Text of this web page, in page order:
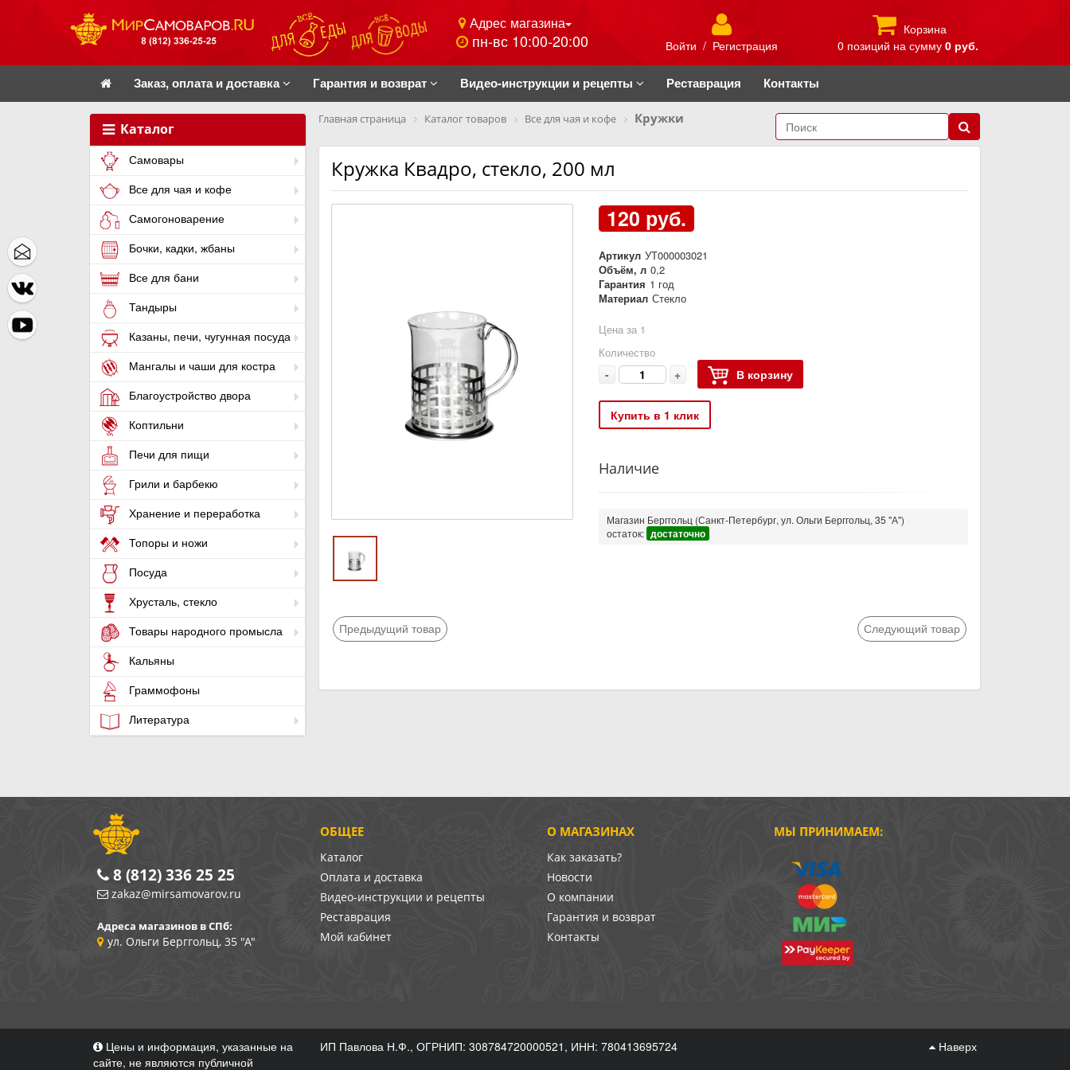
Адрес магазина
пн-вс 10:00-20:00 Войти / Регистрация
Корзина
0 позиций на сумму 0 руб.
Заказ, оплата и доставка Гарантия и возврат Видео-инструкции и рецепты Реставрация Контакты
Каталог
Самовары
Все для чая и кофе
Самогоноварение
Бочки, кадки, жбаны
Все для бани
Тандыры
Казаны, печи, чугунная посуда
Мангалы и чаши для костра
Благоустройство двора
Коптильни
Печи для пищи
Грили и барбекю
Хранение и переработка
Топоры и ножи
Посуда
Хрусталь, стекло
Товары народного промысла
Кальяны
Граммофоны
Литература
Главная страница Каталог товаров Все для чая и кофе Кружки
Кружка Квадро, стекло, 200 мл
120 руб.
Артикул УТ000003021
Объём, л 0,2
Гарантия 1 год
Материал Стекло
Цена за 1
Количество
- + В корзину
Купить в 1 клик
Наличие
Магазин Берггольц (Санкт-Петербург, ул. Ольги Берггольц, 35 "А")
остаток: достаточно
Предыдущий товар Следующий товар
О МАГАЗИНАХ
Как заказать?
Новости
О компании
Гарантия и возврат
Контакты
ОБЩЕЕ
Каталог
Оплата и доставка
Видео-инструкции и рецепты
Реставрация
Мой кабинет
МЫ ПРИНИМАЕМ:
8 (812) 336 25 25
zakaz@mirsamovarov.ru
Адреса магазинов в СПб:
ул. Ольги Берггольц, 35 "А"
Цены и информация, указанные на
сайте, не являются публичной
ИП Павлова Н.Ф., ОГРНИП: 308784720000521, ИНН: 780413695724 Наверх